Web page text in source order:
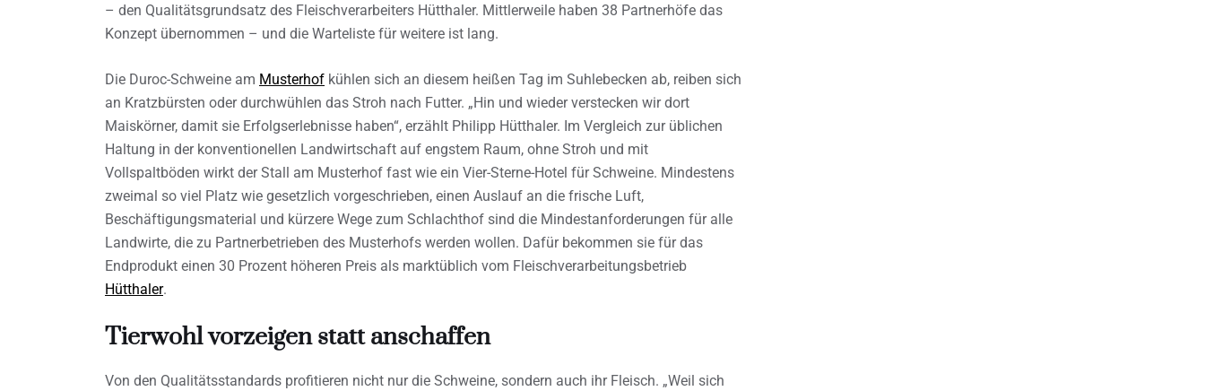
– den Qualitätsgrundsatz des Fleischverarbeiters Hütthaler. Mittlerweile haben 38 Partnerhöfe das
Konzept übernommen – und die Warteliste für weitere ist lang.
Die Duroc-Schweine am Musterhof kühlen sich an diesem heißen Tag im Suhlebecken ab, reiben sich
an Kratzbürsten oder durchwühlen das Stroh nach Futter. „Hin und wieder verstecken wir dort
Maiskörner, damit sie Erfolgserlebnisse haben“, erzählt Philipp Hütthaler. Im Vergleich zur üblichen
Haltung in der konventionellen Landwirtschaft auf engstem Raum, ohne Stroh und mit
Vollspaltböden wirkt der Stall am Musterhof fast wie ein Vier-Sterne-Hotel für Schweine. Mindestens
zweimal so viel Platz wie gesetzlich vorgeschrieben, einen Auslauf an die frische Luft,
Beschäftigungsmaterial und kürzere Wege zum Schlachthof sind die Mindestanforderungen für alle
Landwirte, die zu Partnerbetrieben des Musterhofs werden wollen. Dafür bekommen sie für das
Endprodukt einen 30 Prozent höheren Preis als marktüblich vom Fleischverarbeitungsbetrieb
Hütthaler.
Tierwohl vorzeigen statt anschaffen
Von den Qualitätsstandards profitieren nicht nur die Schweine, sondern auch ihr Fleisch. „Weil sich